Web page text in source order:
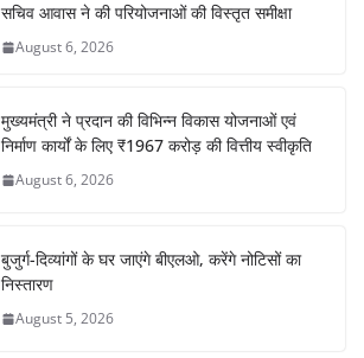
सचिव आवास ने की परियोजनाओं की विस्तृत समीक्षा
August 6, 2026
मुख्यमंत्री ने प्रदान की विभिन्न विकास योजनाओं एवं
निर्माण कार्यों के लिए ₹1967 करोड़ की वित्तीय स्वीकृति
August 6, 2026
बुजुर्ग-दिव्यांगों के घर जाएंगे बीएलओ, करेंगे नोटिसों का
निस्तारण
August 5, 2026